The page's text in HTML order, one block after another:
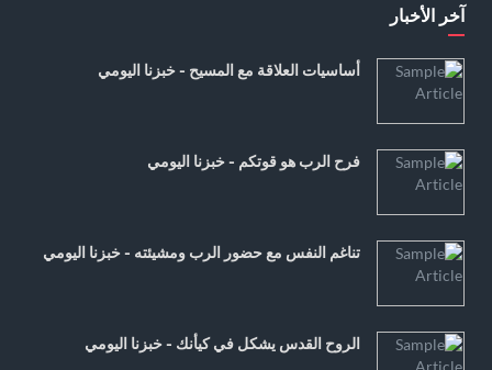
آخر الأخبار
أساسيات العلاقة مع المسيح - خبزنا اليومي
فرح الرب هو قوتكم - خبزنا اليومي
تناغم النفس مع حضور الرب ومشيئته - خبزنا اليومي
الروح القدس يشكل في كيأنك - خبزنا اليومي